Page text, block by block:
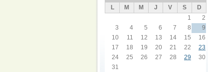
L
M M J V S
D
1
2
3
4 5 6 7 8
9
10
11 12 13 14 15
16
17
18 19 20 21 22
23
24
25 26 27 28 29
30
31